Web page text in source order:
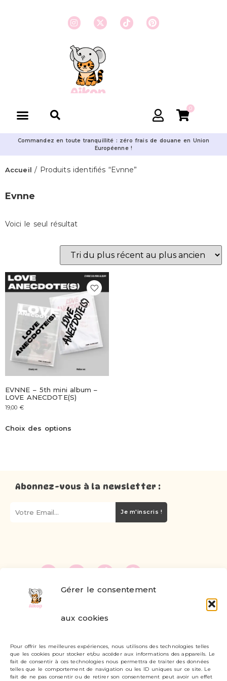
Gérer le consentement
aux cookies
Pour offrir les meilleures expériences, nous utilisons des technologies telles
que les cookies pour stocker et/ou accéder aux informations des appareils. Le
fait de consentir à ces technologies nous permettra de traiter des données
telles que le comportement de navigation ou les ID uniques sur ce site. Le
fait de ne pas consentir ou de retirer son consentement peut avoir un effet
0
Commandez en toute tranquillité : zéro frais de douane en Union
Européenne !
Accueil / Produits identifiés “Evnne”
Evnne
Voici le seul résultat
EVNNE – 5th mini album –
LOVE ANECDOTE(S)
19,00 €
Choix des options
Abonnez-vous à la newsletter :
Je m'inscris !
Livraisons et retours
Mon compte